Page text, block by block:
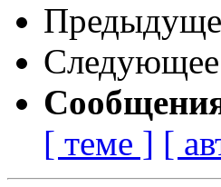
[ теме ] [